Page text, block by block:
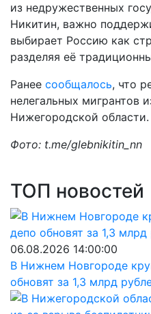
из недружественных
Никитин, важно
выбирает Россию как
разделяя её
Ранее сообщалось, что
нелегальных мигрантов
Нижегородской области.
Фото: t.me/glebnikitin_nn
ТОП новостей
06.08.2026 14:00:00
В Нижнем Новгороде
обновят за 1,3 млрд